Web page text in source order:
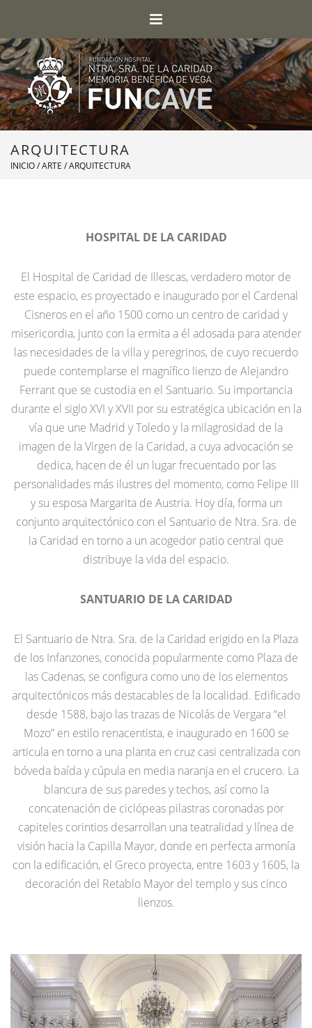
ARQUITECTURA
INICIO/ARTE / ARQUITECTURA
HOSPITAL DE LA CARIDAD
El Hospital de Caridad de Illescas, verdadero motor de
este espacio, es proyectado e inaugurado por el Cardenal
Cisneros en el año 1500 como un centro de caridad y
misericordia, junto con la ermita a él adosada para atender
las necesidades de la villa y peregrinos, de cuyo recuerdo
puede contemplarse el magnífico lienzo de Alejandro
Ferrant que se custodia en el Santuario. Su importancia
durante el siglo XVI y XVII por su estratégica ubicación en la
vía que une Madrid y Toledo y la milagrosidad de la
imagen de la Virgen de la Caridad, a cuya advocación se
dedica, hacen de él un lugar frecuentado por las
personalidades más ilustres del momento, como Felipe III
y su esposa Margarita de Austria. Hoy día, forma un
conjunto arquitectónico con el Santuario de Ntra. Sra. de
la Caridad en torno a un acogedor patio central que
distribuye la vida del espacio.
SANTUARIO DE LA CARIDAD
El Santuario de Ntra. Sra. de la Caridad erigido en la Plaza
de los Infanzones, conocida popularmente como Plaza de
las Cadenas, se configura como uno de los elementos
arquitectónicos más destacables de la localidad. Edificado
desde 1588, bajo las trazas de Nicolás de Vergara “el
Mozo” en estilo renacentista, e inaugurado en 1600 se
articula en torno a una planta en cruz casi centralizada con
bóveda baída y cúpula en media naranja en el crucero. La
blancura de sus paredes y techos, así como la
concatenación de ciclópeas pilastras coronadas por
capiteles corintios desarrollan una teatralidad y línea de
visión hacia la Capilla Mayor, donde en perfecta armonía
con la edificación, el Greco proyecta, entre 1603 y 1605, la
decoración del Retablo Mayor del templo y sus cinco
lienzos.